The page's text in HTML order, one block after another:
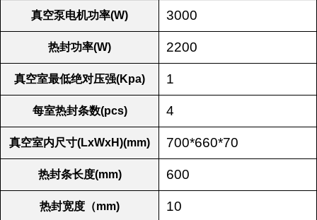
真空泵电机功率(W) 3000
热封功率(W) 2200
真空室最低绝对压强(Kpa) 1
每室热封条数(pcs) 4
真空室内尺寸(LxWxH)(mm) 700*660*70
热封条长度(mm) 600
热封宽度（mm) 10